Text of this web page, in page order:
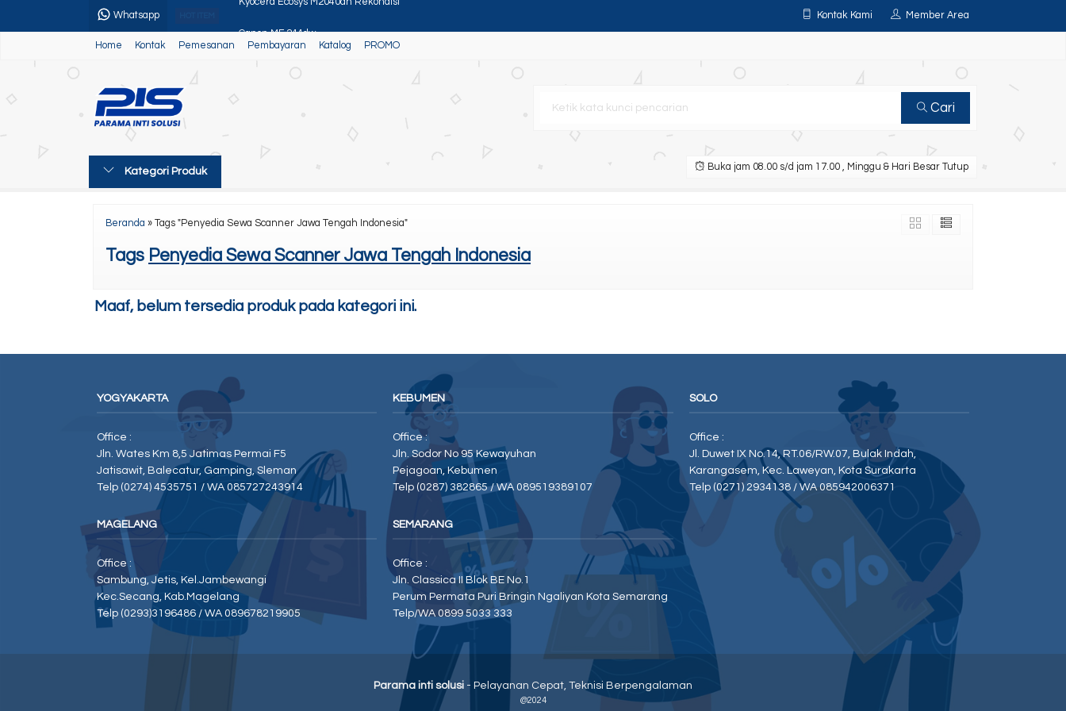
Whatsapp
Paket Usaha 1
Sewa Mesin Fotocopy Medium Canon Ir 400/500
Toner Sinar Jaya Silver
Toshiba e.studio 2303
Kontak Kami Member Area
Home Kontak Pemesanan Pembayaran Katalog PROMO
Cari
Kategori Produk Buka jam 08.00 s/d jam 17.00 , Minggu & Hari Besar Tutup
Beranda » Tags "Penyedia Sewa Scanner Jawa Tengah Indonesia"
Tags Penyedia Sewa Scanner Jawa Tengah Indonesia
Maaf, belum tersedia produk pada kategori ini.
YOGYAKARTA
Office :
Jln. Wates Km 8,5 Jatimas Permai F5
Jatisawit, Balecatur, Gamping, Sleman
Telp (0274) 4535751 / WA 085727243914
MAGELANG
Office :
Sambung, Jetis, Kel.Jambewangi
Kec.Secang, Kab.Magelang
Telp (0293)3196486 / WA 089678219905
KEBUMEN
Office :
Jln. Sodor No 95 Kewayuhan
Pejagoan, Kebumen
Telp (0287) 382865 / WA 089519389107
SEMARANG
Office :
Jln. Classica II Blok BE No.1
Perum Permata Puri Bringin Ngaliyan Kota Semarang
Telp/WA 0899 5033 333
SOLO
Office :
Jl. Duwet IX No.14, RT.06/RW.07, Bulak Indah,
Karangasem, Kec. Laweyan, Kota Surakarta
Telp (0271) 2934138 / WA 085942006371
Parama inti solusi - Pelayanan Cepat, Teknisi Berpengalaman
@2024